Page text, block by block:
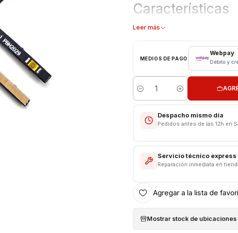
Características
Flex Power - Encendido
CONSULTE POR INSTALACIÓN
Somos VENTAS ELECTRONICAS
Leer más
MEDIOS DE PAGO
Webpay
Débito y
Cantidad
Despacho mismo día
Pedidos antes de las 12h en
Servicio técnico express
Reparación inmediata en
Agregar a la lista de
Mostrar stock de ubicaciones